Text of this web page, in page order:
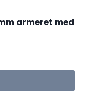
armeret med